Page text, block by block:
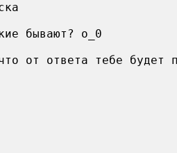
бывают? о_0
от ответа тебе будет